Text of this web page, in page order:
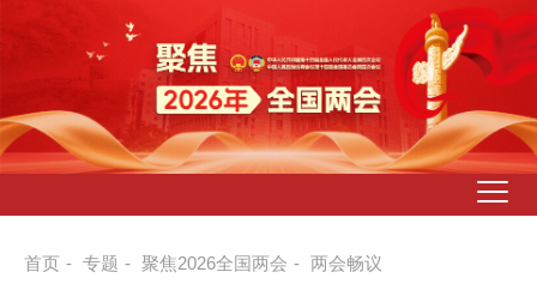
首页 - 专题 - 聚焦2026全国两会 - 两会畅议